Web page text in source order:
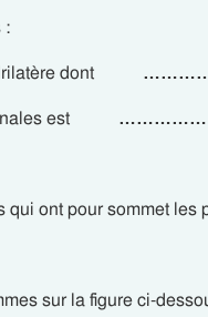
:
dont
est
ont pour sommet les
sur la figure ci-